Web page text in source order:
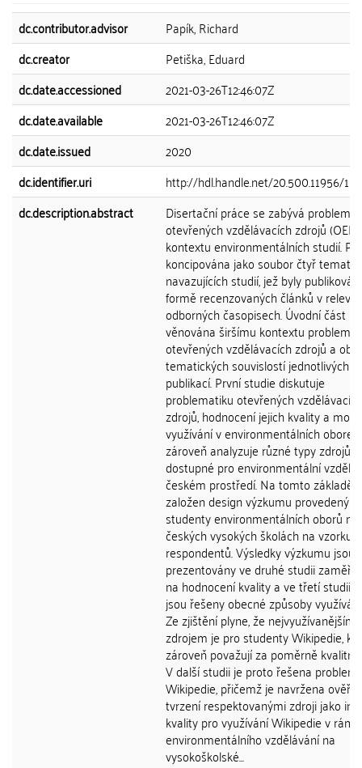
dc.contributor.advisor
Papík, Richard
dc.creator
Petiška, Eduard
dc.date.accessioned
2021-03-26T12:46:07Z
dc.date.available
2021-03-26T12:46:07Z
dc.date.issued
2020
dc.identifier.uri
http://hdl.handle.net/20.500.11956/
dc.description.abstract
Disertační práce se zabývá
otevřených vzdělávacích zdrojů
kontextu environmentálních studií.
koncipována jako soubor čtyř
navazujících studií, jež byly
formě recenzovaných článků v
odborných časopisech. Úvodní část
věnována širšímu kontextu
otevřených vzdělávacích zdrojů a
tematických souvislostí jednotlivých
publikací. První studie diskutuje
problematiku otevřených vzdělávacích
zdrojů, hodnocení jejich kvality a
využívání v environmentálních
zároveň analyzuje různé typy zdrojů,
dostupné pro environmentální
českém prostředí. Na tomto základě
založen design výzkumu provedený
studenty environmentálních oborů na
českých vysokých školách na vzorku
respondentů. Výsledky výzkumu jsou
prezentovány ve druhé studii
na hodnocení kvality a ve třetí studii,
jsou řešeny obecné způsoby
Ze zjištění plyne, že nejvyužívanějším
zdrojem je pro studenty Wikipedie,
zároveň považují za poměrně kvalitní
V další studii je proto řešena
Wikipedie, přičemž je navržena
tvrzení respektovanými zdroji jako
kvality pro využívání Wikipedie v rámci
environmentálního vzdělávání na
vysokoškolské...